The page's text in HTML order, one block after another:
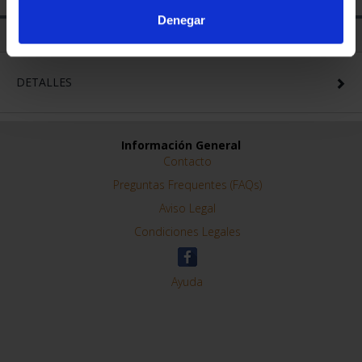
Denegar
DETALLES
Información General
Contacto
Preguntas Frequentes (FAQs)
Aviso Legal
Condiciones Legales
Ayuda